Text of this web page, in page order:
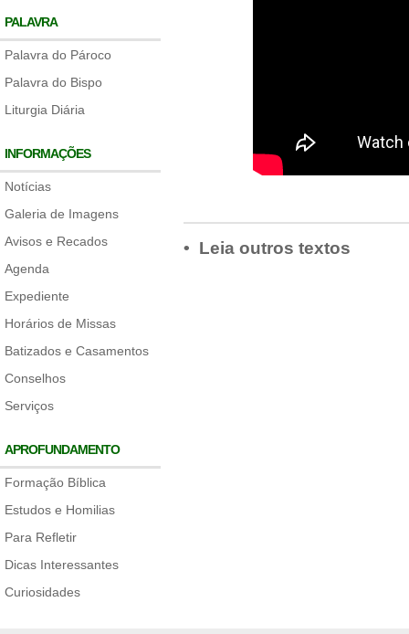
PALAVRA
Palavra do Pároco
Palavra do Bispo
Liturgia Diária
INFORMAÇÕES
Notícias
Galeria de Imagens
Avisos e Recados
Agenda
Expediente
Horários de Missas
Batizados e Casamentos
Conselhos
Serviços
APROFUNDAMENTO
Formação Bíblica
Estudos e Homilias
Para Refletir
Dicas Interessantes
Curiosidades
• Leia outros textos